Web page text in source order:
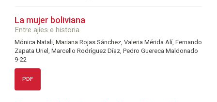
La mujer boliviana
Entre ajíes e historia
Mónica Natali, Mariana Rojas Sánchez, Valeria Mérida Alí, Fernando
Zapata Uriel, Marcello Rodríguez Díaz, Pedro Guereca Maldonado
9-22
PDF